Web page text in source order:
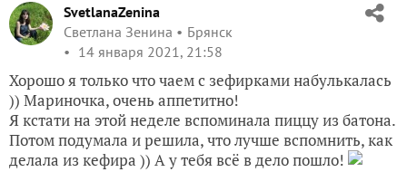
SvetlanaZenina
Светлана Зенина
Брянск
14 января 2021, 21:58
Хорошо я только что чаем с зефирками набулькалась
)) Мариночка, очень аппетитно!
Я кстати на этой неделе вспоминала пиццу из батона.
Потом подумала и решила, что лучше вспомнить, как
делала из кефира )) А у тебя всё в дело пошло!